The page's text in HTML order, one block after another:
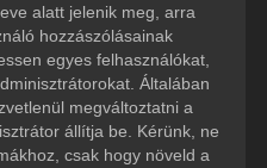
alatt jelenik meg, arra
hozzászólásainak
egyes felhasználókat,
Általában
megváltoztatni a
állítja be. Kérünk, ne
csak hogy növeld a